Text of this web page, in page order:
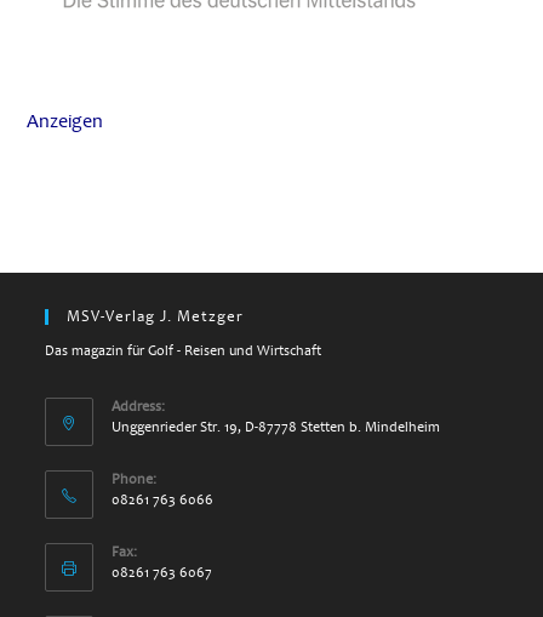
Anzeigen
MSV-Verlag J. Metzger
Das magazin für Golf - Reisen und Wirtschaft
Address:
Unggenrieder Str. 19, D-87778 Stetten b. Mindelheim
Phone:
08261 763 6066
Fax:
08261 763 6067